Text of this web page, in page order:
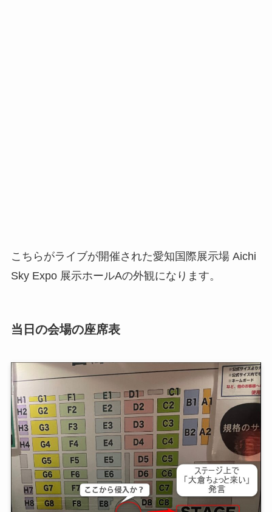
こちらがライブが開催された愛知国際展示場 Aichi
Sky Expo 展示ホールAの外観になります。
当日の会場の座席表